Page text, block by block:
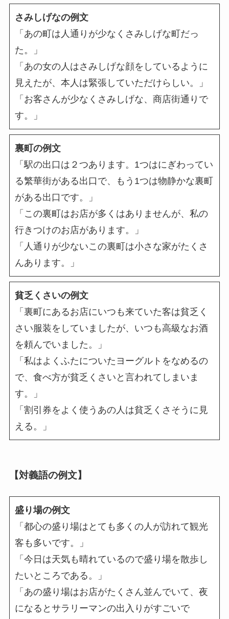
さみしげなの例文
「あの町は人通りが少なくさみしげな町だっ
た。」
「あの女の人はさみしげな顔をしているように
見えたが、本人は緊張していただけらしい。」
「お客さんが少なくさみしげな、商店街通りで
す。」
裏町の例文
「駅の出口は２つあります。1つはにぎわってい
る繁華街がある出口で、もう1つは物静かな裏町
がある出口です。」
「この裏町はお店が多くはありませんが、私の
行きつけのお店があります。」
「人通りが少ないこの裏町は小さな家がたくさ
んあります。」
貧乏くさいの例文
「裏町にあるお店にいつも来ていた客は貧乏く
さい服装をしていましたが、いつも高級なお酒
を頼んでいました。」
「私はよくふたについたヨーグルトをなめるの
で、食べ方が貧乏くさいと言われてしまいま
す。」
「割引券をよく使うあの人は貧乏くさそうに見
える。」
【対義語の例文】
盛り場の例文
「都心の盛り場はとても多くの人が訪れて観光
客も多いです。」
「今日は天気も晴れているので盛り場を散歩し
たいところである。」
「あの盛り場はお店がたくさん並んでいて、夜
になるとサラリーマンの出入りがすごいで